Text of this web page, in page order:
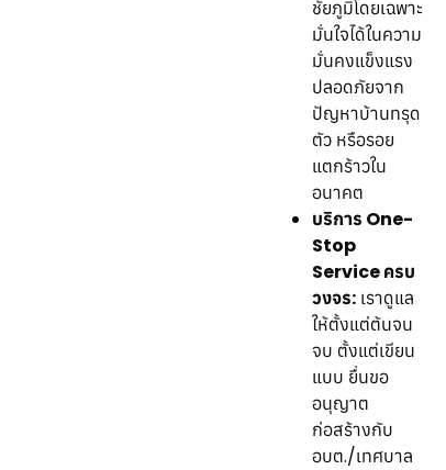
ชัยภูมิโดยเฉพาะ
มั่นใจได้ในความ
มั่นคงแข็งแรง
ปลอดภัยจาก
ปัญหาบ้านทรุด
ตัว หรือรอย
แตกร้าวใน
อนาคต
บริการ One-
Stop
Service ครบ
วงจร:เราดูแล
ให้ตั้งแต่ต้นจน
จบ ตั้งแต่เขียน
แบบ ยื่นขอ
อนุญาต
ก่อสร้างกับ
อบต./เทศบาล